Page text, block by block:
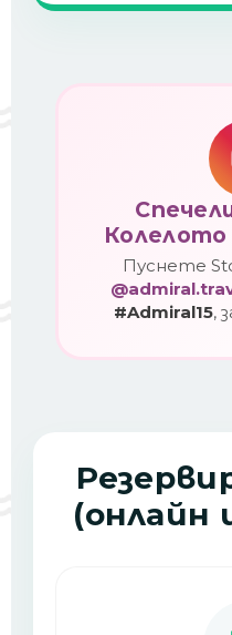
Пуснете
#Admiral15,
(онлайн